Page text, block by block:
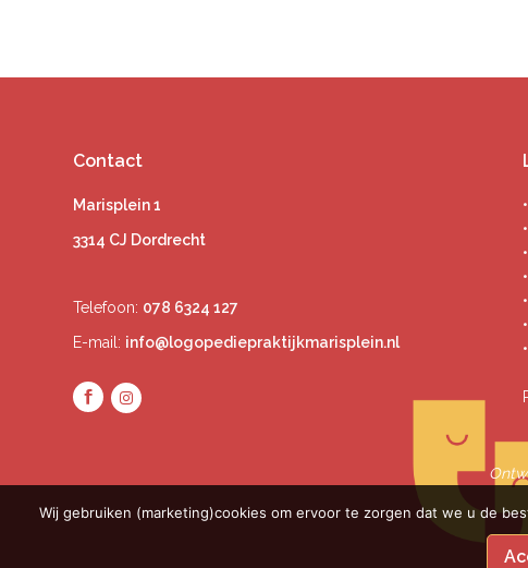
Contact
Marisplein 1
3314 CJ Dordrecht
Telefoon: 078 6324 127
E-mail: info@logopediepraktijkmarisplein.nl
Wij gebruiken (marketing)cookies om ervoor te zorgen dat we u de